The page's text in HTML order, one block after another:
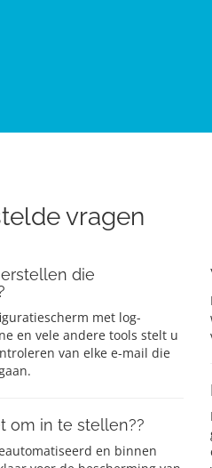
vragen
die
met log-
en vele andere tools stelt u
van elke e-mail die
om in te stellen??
en binnen